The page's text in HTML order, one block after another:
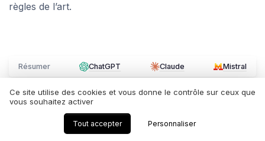
règles de l’art.
Résumer ChatGPT Claude Mistral
Recevez les dernières actualités de
Ma Décoration Maison
Ce site utilise des cookies et vous donne le contrôle sur ceux que
vous souhaitez activer
Tout accepter Personnaliser